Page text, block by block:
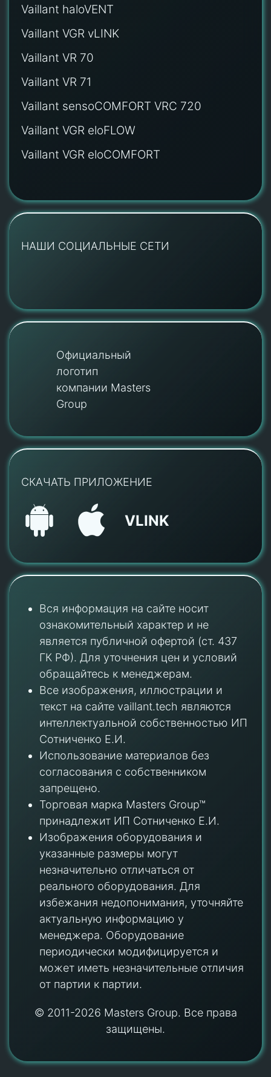
Vaillant haloVENT
Vaillant VGR vLINK
Vaillant VR 70
Vaillant VR 71
Vaillant sensoCOMFORT VRC 720
Vaillant VGR eloFLOW
Vaillant VGR eloCOMFORT
НАШИ СОЦИАЛЬНЫЕ СЕТИ
Официальный
логотип
компании Masters
Group
СКАЧАТЬ ПРИЛОЖЕНИЕ
VLINK
Вся информация на сайте носит
ознакомительный характер и не
является публичной офертой (ст. 437
ГК РФ). Для уточнения цен и условий
обращайтесь к менеджерам.
Все изображения, иллюстрации и
текст на сайте vaillant.tech являются
интеллектуальной собственностью ИП
Сотниченко Е.И.
Использование материалов без
согласования с собственником
запрещено.
Торговая марка Masters Group™
принадлежит ИП Сотниченко Е.И.
Изображения оборудования и
указанные размеры могут
незначительно отличаться от
реального оборудования. Для
избежания недопонимания, уточняйте
актуальную информацию у
менеджера. Оборудование
периодически модифицируется и
может иметь незначительные отличия
от партии к партии.
© 2011-2026 Masters Group. Все права
защищены.